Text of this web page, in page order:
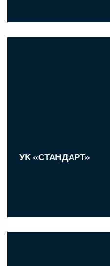
УК «СТАНДАРТ»